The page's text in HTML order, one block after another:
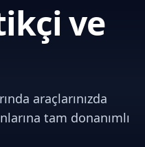
ve
araçlarınızda
tam donanımlı